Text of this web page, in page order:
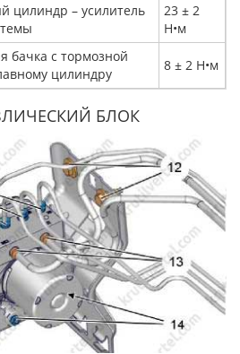
цилиндр – усилитель
23 ± 2
Н•м
бачка с тормозной
цилиндру
8 ± 2 Н•м
БЛОК